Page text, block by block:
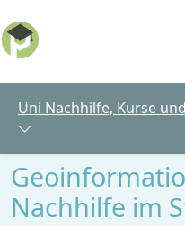
Uni Nachhilfe, Kurse
Nachhilfe im